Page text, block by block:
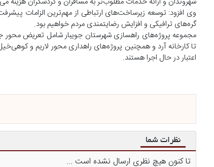
وی افزود: توسعه زیرساخت‌های ارتباطی از مهم‌ترین الزامات
گره‌های ترافیکی و افزایش رضایتمندی مردم خواهیم بود.
مجموعه پروژه‌های راهسازی شهرستان جویبار شامل تعریض
اعتبار در حال اجرا هستند.
نظرات شما
تا کنون هیچ نظری ارسال نشده است ...